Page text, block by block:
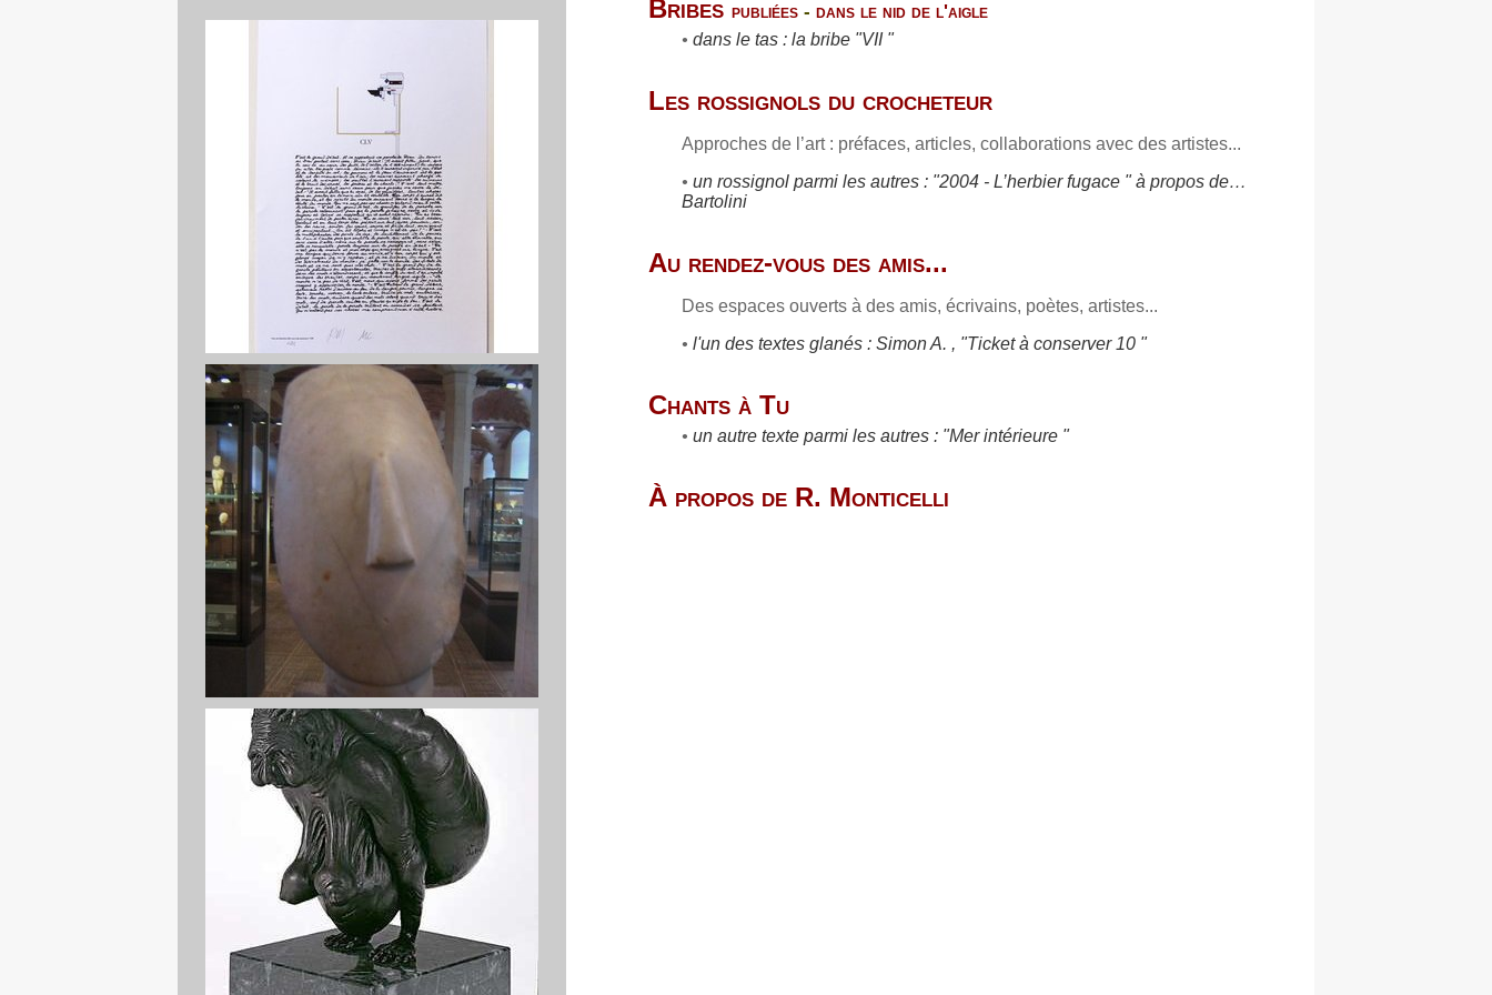
Bribes publiées - dans le nid de l'aigle
• dans le tas : la bribe "VII "
Les rossignols du crocheteur
Approches de l’art : préfaces, articles, collaborations avec des artistes...
• un rossignol parmi les autres : "2004 - L’herbier fugace " à propos de…
Bartolini
Au rendez-vous des amis...
Des espaces ouverts à des amis, écrivains, poètes, artistes...
• l'un des textes glanés : Simon A. , "Ticket à conserver 10 "
Chants à Tu
• un autre texte parmi les autres : "Mer intérieure "
À propos de R. Monticelli